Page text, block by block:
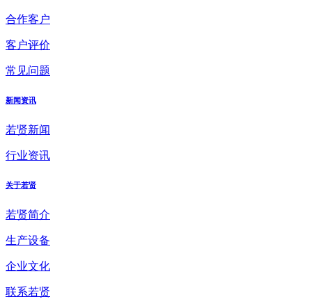
合作客户
客户评价
常见问题
新闻资讯
若贤新闻
行业资讯
关于若贤
若贤简介
生产设备
企业文化
联系若贤